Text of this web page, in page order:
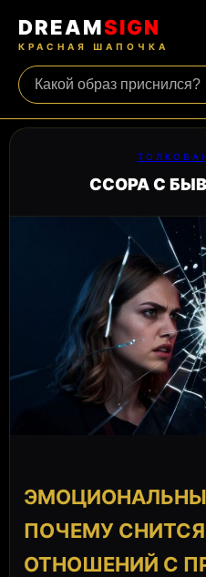
DREAMSIGN
КРАСНАЯ ШАПОЧКА
ССОРА С
ПОЧЕМУ
ОТНОШЕНИЙ С